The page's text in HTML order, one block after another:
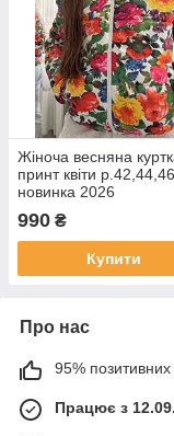
Жіноча весняна
принт квіти р.42,44,46
новинка 2026
990 ₴
Купити
Про нас
95% позитивних
Працює з